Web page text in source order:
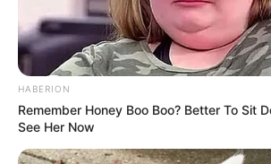
HABERION
Remember Honey Boo Boo? Better To Sit
See Her Now